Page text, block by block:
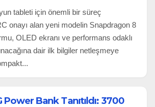
tableti için önemli bir süreç
onayı alan yeni modelin Snapdragon 8
OLED ekranı ve performans odaklı
dair ilk bilgiler netleşmeye
Bank Tanıtıldı: 3700